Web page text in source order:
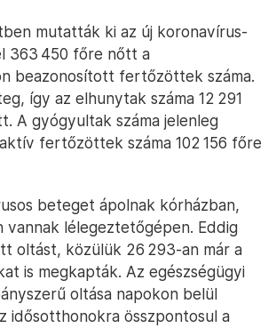
mutatták ki az új koronavírus-
363 450 főre nőtt a
beazonosított fertőzöttek száma.
így az elhunytak száma 12 291
A gyógyultak száma jelenleg
fertőzöttek száma 102 156 főre
beteget ápolnak kórházban,
vannak lélegeztetőgépen. Eddig
oltást, közülük 26 293-an már a
is megkapták. Az egészségügyi
oltása napokon belül
idősotthonokra összpontosul a